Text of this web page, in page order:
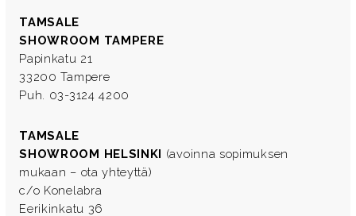
TAMSALE
SHOWROOM TAMPERE
Papinkatu 21
33200 Tampere
Puh. 03-3124 4200
TAMSALE
SHOWROOM HELSINKI (avoinna sopimuksen
mukaan – ota yhteyttä)
c/o Konelabra
Eerikinkatu 36